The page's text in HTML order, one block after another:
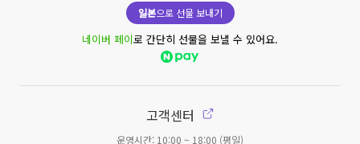
일본으로 선물 보내기
네이버 페이로 간단히 선물을 보낼 수 있어요.
고객센터
운영시간: 10:00 ~ 18:00 (평일)